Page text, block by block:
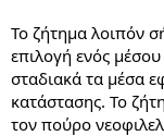
Το ζήτημα λοιπόν
επιλογή ενός
σταδιακά τα μέσα
κατάστασης. Το
τον πούρο